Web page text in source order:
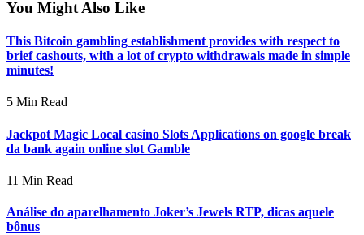
You Might Also Like
This Bitcoin gambling establishment provides with respect to
brief cashouts, with a lot of crypto withdrawals made in simple
minutes!
5 Min Read
Jackpot Magic Local casino Slots Applications on google break
da bank again online slot Gamble
11 Min Read
Análise do aparelhamento Joker’s Jewels RTP, dicas aquele
bônus